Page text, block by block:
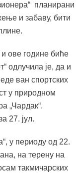
планирани
и забаву, бити
и ове године биће
одлучила је, да и
ван спортских
у природном
„Чардак“.
27. јул.
у периоду од 22.
на терену на
такмичарских